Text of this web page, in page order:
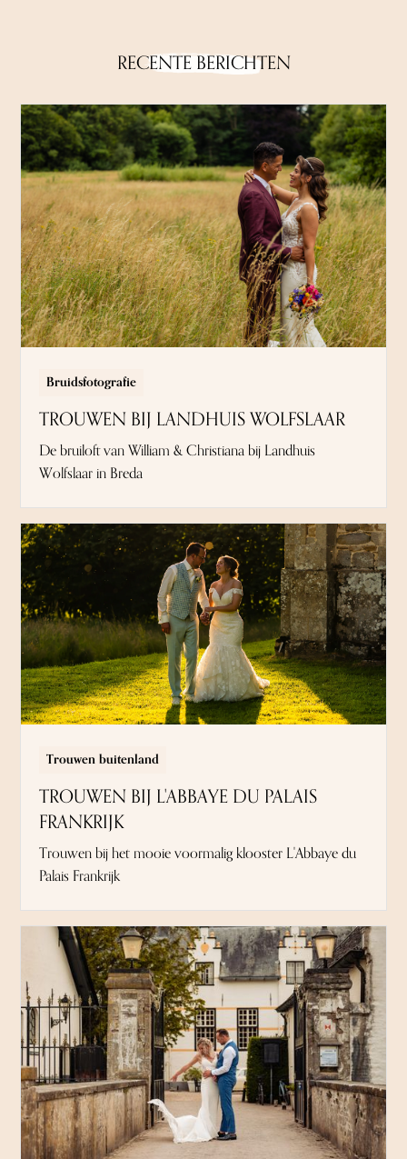
RECENTE BERICHTEN
Bruidsfotografie
TROUWEN BIJ LANDHUIS WOLFSLAAR
De bruiloft van William & Christiana bij Landhuis
Wolfslaar in Breda
Trouwen buitenland
TROUWEN BIJ L'ABBAYE DU PALAIS
FRANKRIJK
Trouwen bij het mooie voormalig klooster L'Abbaye du
Palais Frankrijk